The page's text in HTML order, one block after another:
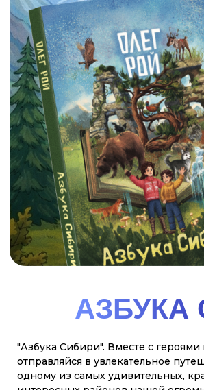
смотреть купить
природе и столь же невероятных жителях и об
уникальных российских кораблях-ледоколах,
подобных которым нет нигде в мире. Вернувшись
домой, Ваня и Варя решили поделиться тем, что
узнали, со всеми ребятами нашей необъятной и
прекрасной
Главные герои - Варя, Ваня и собака Лайка - вместе
с оленёнком Лёней проведут читателей по всем
уголкам Арктики и Дальнего Востока. В конце
каждой главы - задание, которое поможет
закрепить знания. Красочные иллюстрации Ольги
Графовой как нельзя лучше передают красоту
севера.
ГДЕ
КУПИТЬ
НАШИ
АЗБУКИ?